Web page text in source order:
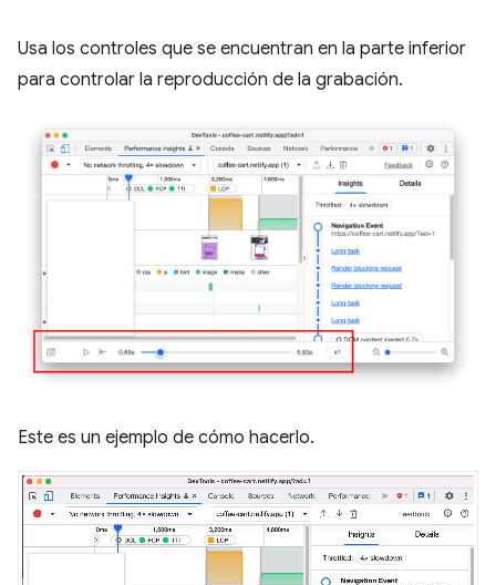
Usa los controles que se encuentran en la parte inferior
para controlar la reproducción de la grabación.
Este es un ejemplo de cómo hacerlo.